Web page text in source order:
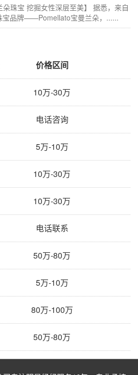
朵珠宝 挖掘女性深层至美】 据悉，来自
宝品牌——Pomellato宝曼兰朵，......
价格区间
10万-30万
电话咨询
5万-10万
10万-30万
10万-30万
电话联系
50万-80万
5万-10万
80万-100万
50万-80万